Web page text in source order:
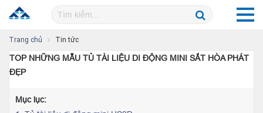
Trang chủ Tin tức
TOP NHỮNG MẪU TỦ TÀI LIỆU DI ĐỘNG MINI SẮT HÒA PHÁT
ĐẸP
Mục lục: